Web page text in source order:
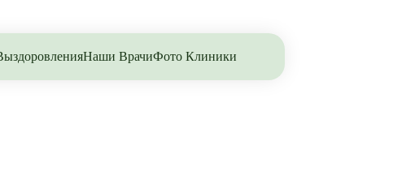
Наши ВрачиФото Клиники